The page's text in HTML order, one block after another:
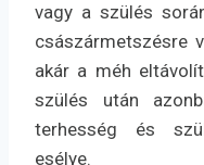
vagy a szülés
császármetszésre
akár a méh
szülés után
terhesség és
esélye.